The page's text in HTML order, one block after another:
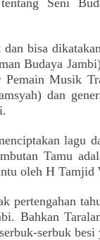
bisa
Budaya
Pemain Musik
dan
lagu
Tamu
oleh H Tamjid
pertengahan
Bahkan
serbuk